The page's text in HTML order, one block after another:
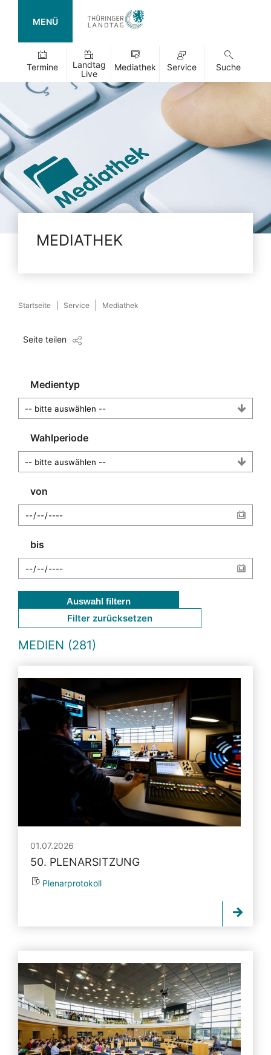
MENÜ
Termine
Landtag
Live
Mediathek Service Suche
MEDIATHEK
Startseite Service Mediathek
Seite teilen
Medientyp
Wahlperiode
von
bis
Auswahl filtern
Filter zurücksetzen
MEDIEN (281)
01.07.2026
50. PLENARSITZUNG
Plenarprotokoll